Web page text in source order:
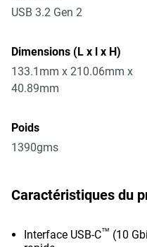
USB 3.2 Gen 2
Dimensions (L x l x H)
133.1mm x 210.06mm x
40.89mm
Poids
1390gms
Caractéristiques du
Interface USB-C™ (10